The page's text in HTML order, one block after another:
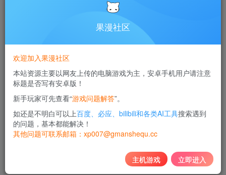
此内容为付费资源，请付费后查看
10
黄金会员免费
你是一名为教会工作的修女，与怪物和亡灵战斗，试图净化
果漫社区
欢迎加入果漫社区
本站资源主要以网友上传的电脑游戏为主，安卓手机用户请注意
标题是否写有安卓版！
新手玩家可先查看“游戏问题解答”。
如还是不明白可以上百度、必应、bilibili和各类AI工具搜索遇到
的问题，基本都能解决！
其他问题可联系邮箱：xp007@gmanshequ.cc
主机游戏 立即进入